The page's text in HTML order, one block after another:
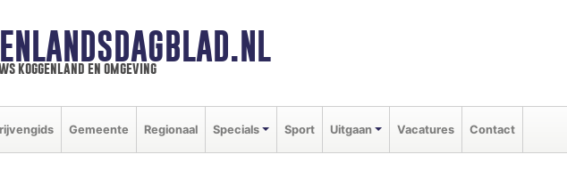
koggenland en omgeving
Gemeente Regionaal Specials Sport Uitgaan Vacatures Contact